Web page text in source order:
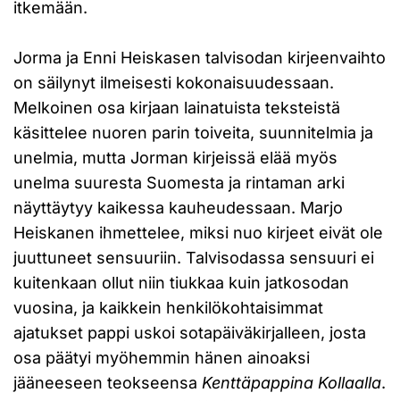
itkemään.
Jorma ja Enni Heiskasen talvisodan kirjeenvaihto
on säilynyt ilmeisesti kokonaisuudessaan.
Melkoinen osa kirjaan lainatuista teksteistä
käsittelee nuoren parin toiveita, suunnitelmia ja
unelmia, mutta Jorman kirjeissä elää myös
unelma suuresta Suomesta ja rintaman arki
näyttäytyy kaikessa kauheudessaan. Marjo
Heiskanen ihmettelee, miksi nuo kirjeet eivät ole
juuttuneet sensuuriin. Talvisodassa sensuuri ei
kuitenkaan ollut niin tiukkaa kuin jatkosodan
vuosina, ja kaikkein henkilökohtaisimmat
ajatukset pappi uskoi sotapäiväkirjalleen, josta
osa päätyi myöhemmin hänen ainoaksi
jääneeseen teokseensa Kenttäpappina Kollaalla.